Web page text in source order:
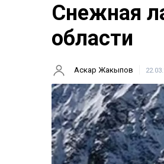
Снежная
области
Аскар Жакыпов